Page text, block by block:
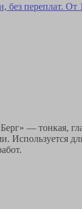
без переплат. От
— тонкая,
Используется